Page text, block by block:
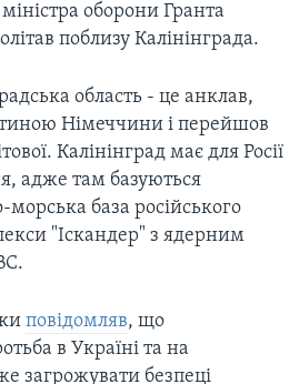
оборони Гранта
поблизу Калінінграда.
область - це анклав,
Німеччини і перейшов
Калінінград має для Росії
адже там базуються
морська база російського
"Іскандер" з ядерним
повідомляв, що
в Україні та на
загрожувати безпеці